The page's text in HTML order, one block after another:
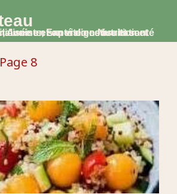
spécialisée en santé digestive et santé féminine à Saumur, Avoine et en visio consultation
8